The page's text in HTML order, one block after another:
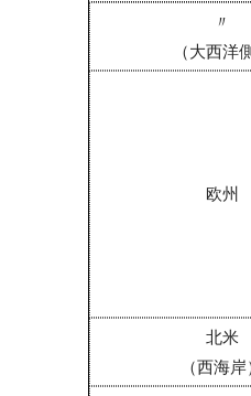
〃
（大西洋
欧州
北米
（西海岸